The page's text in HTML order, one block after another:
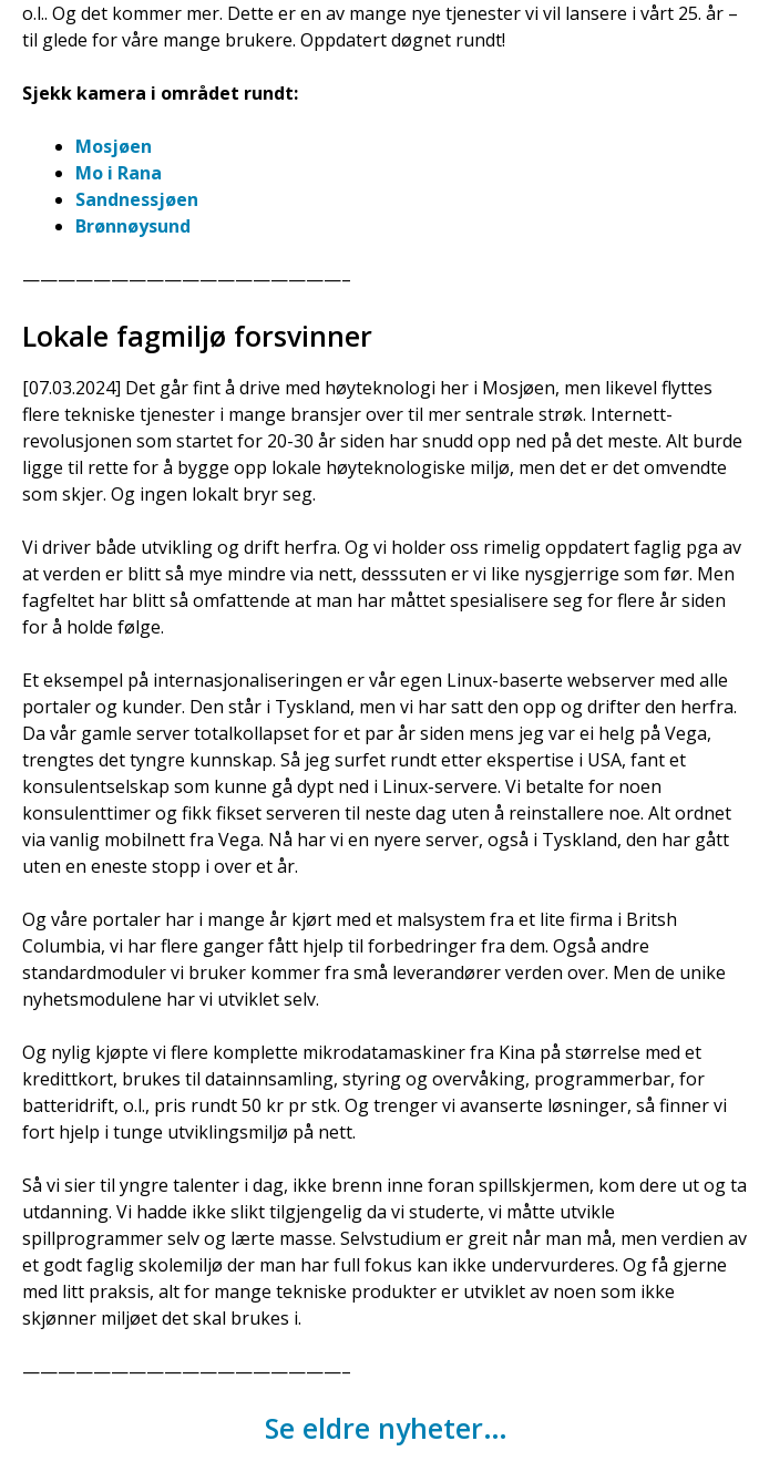
o.l.. Og det kommer mer. Dette er en av mange nye tjenester vi vil lansere i vårt 25. år –
til glede for våre mange brukere. Oppdatert døgnet rundt!
Sjekk kamera i området rundt:
Mosjøen
Mo i Rana
Sandnessjøen
Brønnøysund
——————————————————–
Lokale fagmiljø forsvinner
[07.03.2024] Det går fint å drive med høyteknologi her i Mosjøen, men likevel flyttes
flere tekniske tjenester i mange bransjer over til mer sentrale strøk. Internett-
revolusjonen som startet for 20-30 år siden har snudd opp ned på det meste. Alt burde
ligge til rette for å bygge opp lokale høyteknologiske miljø, men det er det omvendte
som skjer. Og ingen lokalt bryr seg.
Vi driver både utvikling og drift herfra. Og vi holder oss rimelig oppdatert faglig pga av
at verden er blitt så mye mindre via nett, desssuten er vi like nysgjerrige som før. Men
fagfeltet har blitt så omfattende at man har måttet spesialisere seg for flere år siden
for å holde følge.
Et eksempel på internasjonaliseringen er vår egen Linux-baserte webserver med alle
portaler og kunder. Den står i Tyskland, men vi har satt den opp og drifter den herfra.
Da vår gamle server totalkollapset for et par år siden mens jeg var ei helg på Vega,
trengtes det tyngre kunnskap. Så jeg surfet rundt etter ekspertise i USA, fant et
konsulentselskap som kunne gå dypt ned i Linux-servere. Vi betalte for noen
konsulenttimer og fikk fikset serveren til neste dag uten å reinstallere noe. Alt ordnet
via vanlig mobilnett fra Vega. Nå har vi en nyere server, også i Tyskland, den har gått
uten en eneste stopp i over et år.
Og våre portaler har i mange år kjørt med et malsystem fra et lite firma i Britsh
Columbia, vi har flere ganger fått hjelp til forbedringer fra dem. Også andre
standardmoduler vi bruker kommer fra små leverandører verden over. Men de unike
nyhetsmodulene har vi utviklet selv.
Og nylig kjøpte vi flere komplette mikrodatamaskiner fra Kina på størrelse med et
kredittkort, brukes til datainnsamling, styring og overvåking, programmerbar, for
batteridrift, o.l., pris rundt 50 kr pr stk. Og trenger vi avanserte løsninger, så finner vi
fort hjelp i tunge utviklingsmiljø på nett.
Så vi sier til yngre talenter i dag, ikke brenn inne foran spillskjermen, kom dere ut og ta
utdanning. Vi hadde ikke slikt tilgjengelig da vi studerte, vi måtte utvikle
spillprogrammer selv og lærte masse. Selvstudium er greit når man må, men verdien av
et godt faglig skolemiljø der man har full fokus kan ikke undervurderes. Og få gjerne
med litt praksis, alt for mange tekniske produkter er utviklet av noen som ikke
skjønner miljøet det skal brukes i.
——————————————————–
Se eldre nyheter…